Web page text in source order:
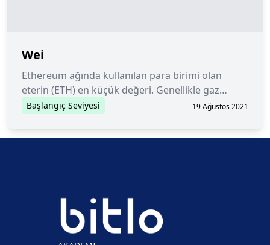
Wei
Ethereum ağında kullanılan para birimi olan
eterin (ETH) en küçük değeri. Genellikle gaz
fiyatlarından bahsederken kullanılır.
Başlangıç Seviyesi 19 Ağustos 2021